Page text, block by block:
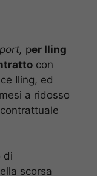
per Iling
con
Iling, ed
a ridosso
di
scorsa